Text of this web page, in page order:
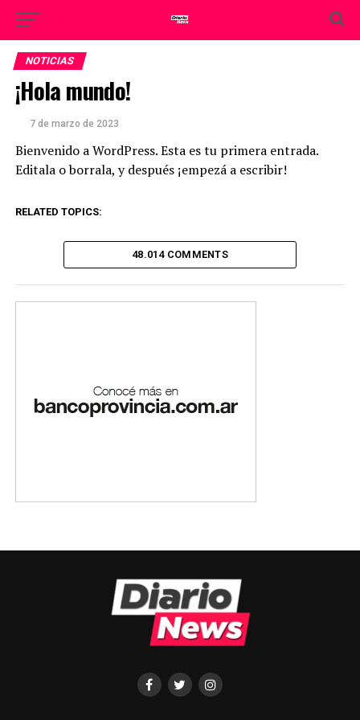
NOTICIAS
¡Hola mundo!
7 de marzo de 2023
Bienvenido a WordPress. Esta es tu primera entrada.
Editala o borrala, y después ¡empezá a escribir!
RELATED TOPICS:
48.014 COMMENTS